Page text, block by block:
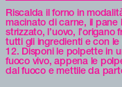
Riscalda il forno in
macinato di carne, il
strizzato, l’uovo,
tutti gli ingredienti e con
12. Disponi le polpette in
fuoco vivo, appena le
dal fuoco e mettile da